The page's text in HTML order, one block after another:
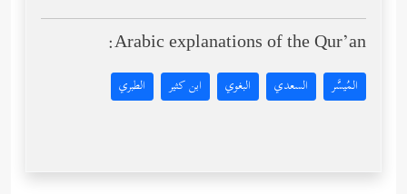
Arabic explanations of the Qur’an:
المُيسَّر السعدي البغوي ابن كثير الطبري